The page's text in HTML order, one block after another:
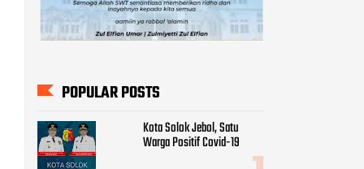
POPULAR POSTS
Kota Solok Jebol, Satu
Warga Positif Covid-19